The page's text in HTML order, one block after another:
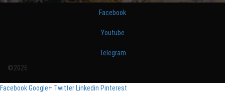
Facebook
Youtube
Telegram
©2026
FacebookGoogle+ Twitter Linkedin Pinterest